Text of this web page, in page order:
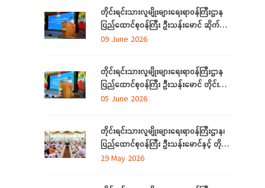
တိုင်းရင်းသားလူမျိုးများရေးရာဝန်ကြီးဌာန
ပြည်ထောင်စုဝန်ကြီး ဦးသန်းမောင် ဆိုက်ဘာ
လုံခြုံရေး (Cyber Security) ဆိုင်ရာ
09 June 2026
တိုင်းရင်းသားလူမျိုးများရေးရာဝန်ကြီးဌာန
ပြည်ထောင်စုဝန်ကြီး ဦးသန်းမောင် တိုင်း
ဒေသကြီးနှင့် ပြည်နယ်များမှ
အသင်းအဖွဲ့ ကိုယ်စားလှယ်များအား တည်
ခင်းဧည့်ခံသည့် ဂုဏ်ပြုညစာစားပွဲသို့တက်
ရောက်
05 June 2026
တိုင်းရင်းသားလူမျိုးများရေးရာဝန်ကြီးဌာန၊
ပြည်ထောင်စုဝန်ကြီး ဦးသန်းမောင်နှင့် တိုင်း
ဒေသကြီးနှင့်ပြည်နယ် တိုင်းရင်းသား
29 May 2026